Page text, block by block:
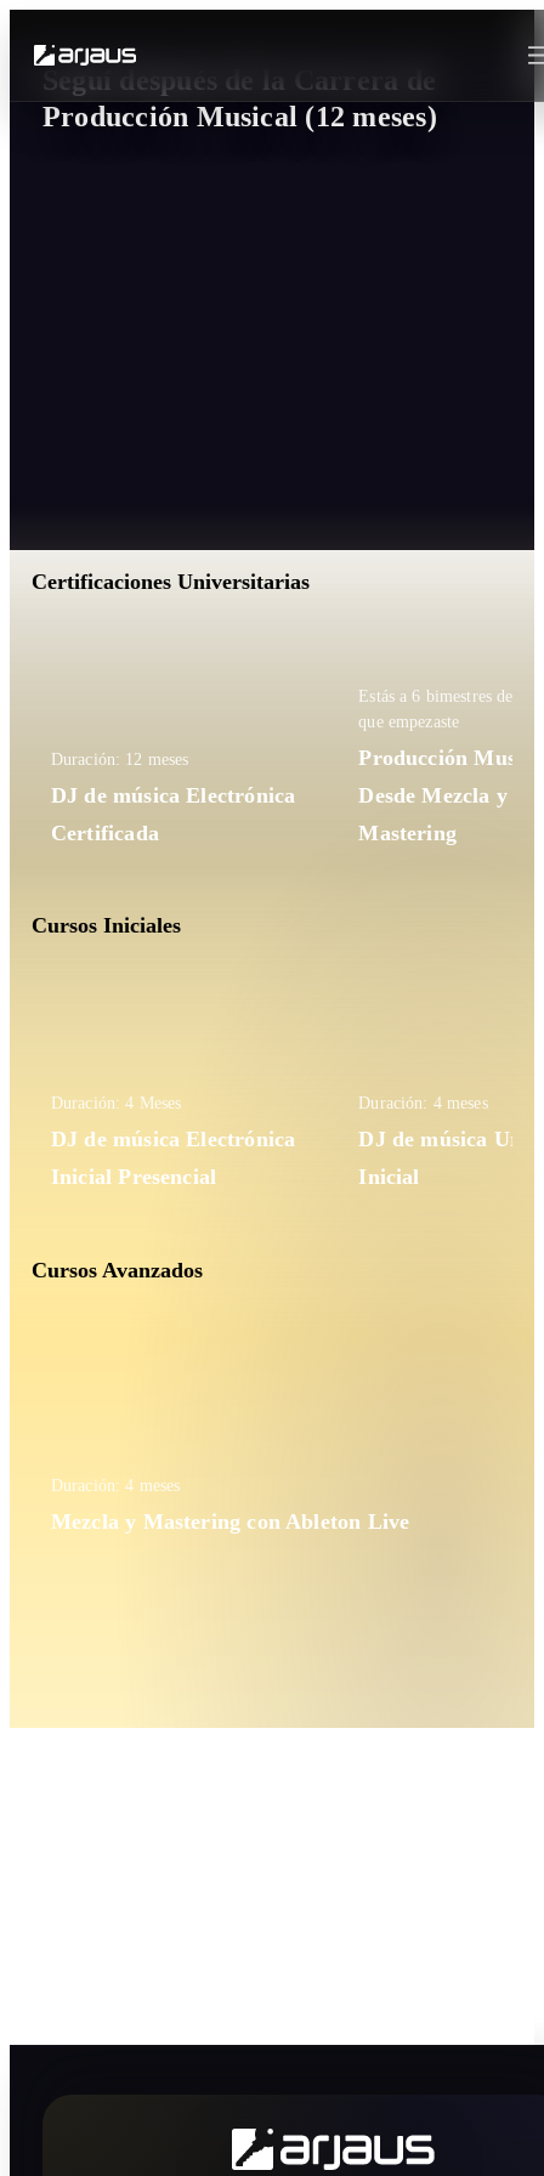
Seguí después de la Carrera de
Producción Musical (12 meses)
Certificaciones Universitarias
Duración: 12 meses
DJ de música Electrónica
Certificada
Estás a 6 bimestres de
que empezaste
Producción
Desde Mezcla y
Mastering
Cursos Iniciales
Duración: 4 Meses
DJ de música Electrónica
Inicial Presencial
Duración: 4 meses
DJ de música
Inicial
Cursos Avanzados
Duración: 4 meses
Mezcla y Mastering con Ableton Live